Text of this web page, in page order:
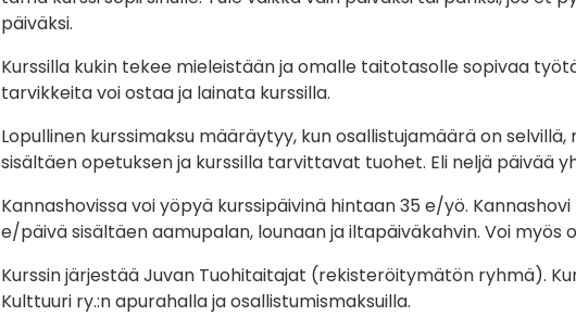
päiväksi.
Kurssilla kukin tekee mieleistään ja omalle taitotasolle sopivaa
tarvikkeita voi ostaa ja lainata kurssilla.
Lopullinen kurssimaksu määräytyy, kun osallistujamäärä on
sisältäen opetuksen ja kurssilla tarvittavat tuohet. Eli neljä päivää
Kannashovissa voi yöpyä kurssipäivinä hintaan 35 e/yö.
e/päivä sisältäen aamupalan, lounaan ja iltapäiväkahvin. Voi myös
Kurssin järjestää Juvan Tuohitaitajat (rekisteröitymätön ryhmä).
Kulttuuri ry.:n apurahalla ja osallistumismaksuilla.